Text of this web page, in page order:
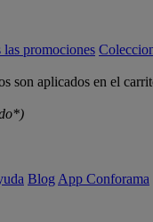
las promociones
son aplicados en el
Blog App Conforama